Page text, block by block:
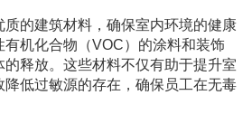
的建筑材料，确保室内环境的健康
机化合物（VOC）的涂料和装饰
释放。这些材料不仅有助于提升室
降低过敏源的存在，确保员工在无毒